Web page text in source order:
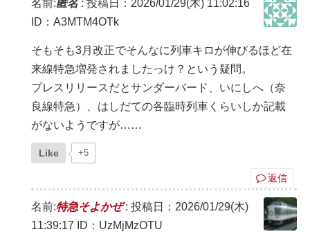
名前:匿名: 投稿日：2026/01/29(木) 11:02:16
ID：A3MTM4OTk
そもそも3月改正でそんなに列車キロが伸びるほど在
来線特急増発されましたっけ？という疑問。
プレスリリースだとサンダーバード、いにしへ（奈
良線特急）、はしだての各臨時列車くらいしか記載
がないようですが……
Like +5
返信
名前:特急そよかぜ: 投稿日：2026/01/29(木)
11:39:17
ID：UzMjMzOTU